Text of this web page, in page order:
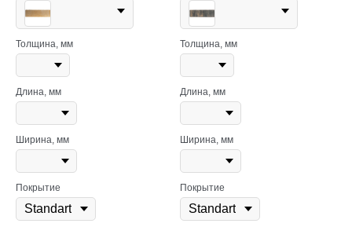
Толщина, мм
Длина, мм
Ширина, мм
Покрытие
Толщина, мм
Длина, мм
Ширина, мм
Покрытие